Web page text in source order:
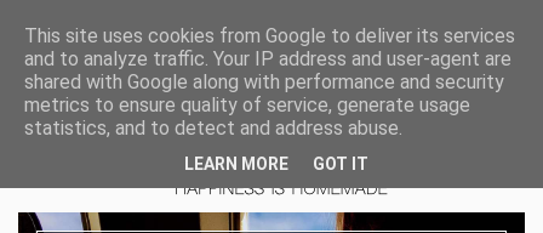
This site uses cookies from Google to deliver its services
and to analyze traffic. Your IP address and user-agent are
shared with Google along with performance and security
metrics to ensure quality of service, generate usage
statistics, and to detect and address abuse.
LEARN MORE GOT IT